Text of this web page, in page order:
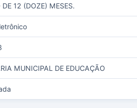
DE 12 (DOZE) MESES.
MUNICIPAL DE EDUCAÇÃO